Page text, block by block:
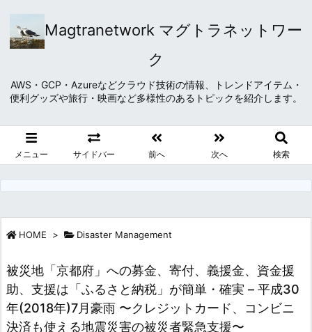
Magtranetwork マグトラネットワー
ク
AWS・GCP・Azureなどクラウド技術の情報、トレンドアイテム・
便利グッズや旅行・映画など多様性のあるトピックを紹介します。
メニュー サイドバー 前へ 次へ 検索
HOME > Disaster Management
被災地「京都府」への募金、寄付、義援金、資金援
助、支援は「ふるさと納税」が簡単・確実 – 平成30
年(2018年)7月豪雨 〜クレジットカード、コンビニ
決済も使える地震災害の被災者緊急支援〜